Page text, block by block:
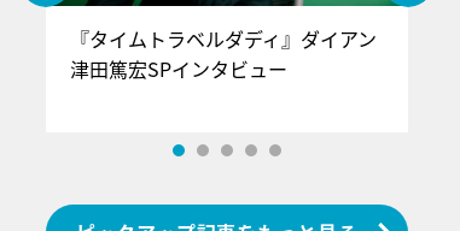
『タイムトラベルダディ』ダイアン
津田篤宏SPインタビュー